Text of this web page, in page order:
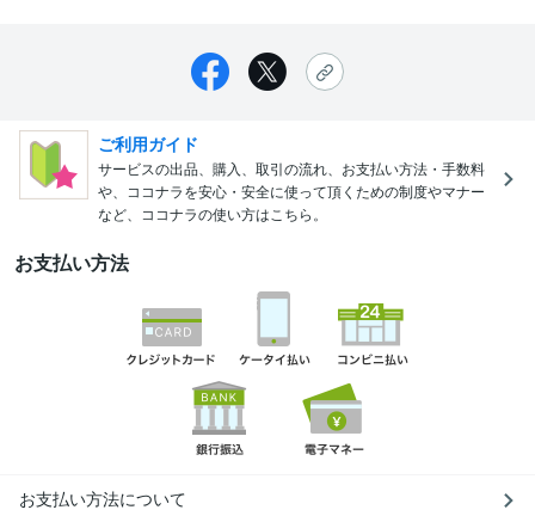
ご利用ガイド
サービスの出品、購入、取引の流れ、お支払い方法・手数料
や、ココナラを安心・安全に使って頂くための制度やマナー
など、ココナラの使い方はこちら。
お支払い方法
お支払い方法について